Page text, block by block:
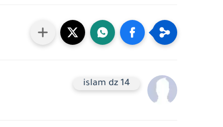
islam dz 14